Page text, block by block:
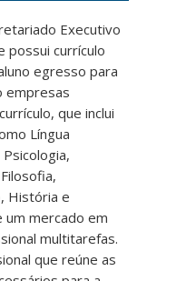
Executivo
possui currículo
egresso para
empresas
que inclui
Língua
História e
um mercado em
multitarefas.
que reúne as